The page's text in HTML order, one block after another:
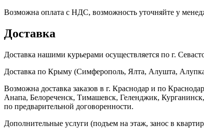
Возможна оплата с НДС, возможность уточняйте у
Доставка
Доставка нашими курьерами осуществляется по г.
Доставка по Крыму (Симферополь, Ялта, Алушта, Алупка,
Возможна доставка заказов в г. Краснодар и по
Анапа, Белореченск, Тимашевск, Геленджик,
по предварительной договоренности.
Дополнительные услуги (подъем на этаж, занос в